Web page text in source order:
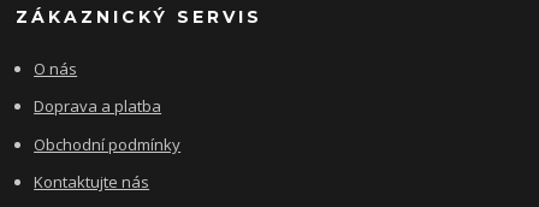
ZÁKAZNICKÝ SERVIS
O nás
Doprava a platba
Obchodní podmínky
Kontaktujte nás